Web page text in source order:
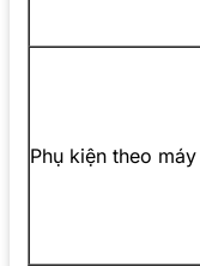
Phụ kiện theo máy